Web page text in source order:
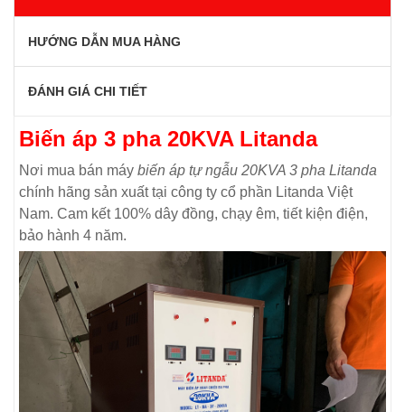
HƯỚNG DẪN MUA HÀNG
ĐÁNH GIÁ CHI TIẾT
Biến áp 3 pha 20KVA Litanda
Nơi mua bán máy biến áp tự ngẫu 20KVA 3 pha Litanda
chính hãng sản xuất tại công ty cổ phần Litanda Việt
Nam. Cam kết 100% dây đồng, chạy êm, tiết kiện điện,
bảo hành 4 năm.